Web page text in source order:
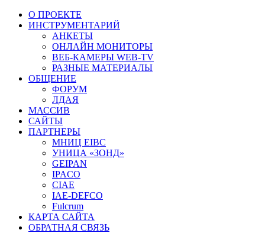
О ПРОЕКТЕ
ИНСТРУМЕНТАРИЙ
АНКЕТЫ
ОНЛАЙН МОНИТОРЫ
ВЕБ-КАМЕРЫ WEB-TV
РАЗНЫЕ МАТЕРИАЛЫ
ОБЩЕНИЕ
ФОРУМ
ЛДАЯ
МАССИВ
САЙТЫ
ПАРТНЕРЫ
МНИЦ EIBC
УНИЦА «ЗОНД»
GEIPAN
IPACO
CIAE
IAE-DEFCO
Fulcrum
КАРТА САЙТА
ОБРАТНАЯ СВЯЗЬ